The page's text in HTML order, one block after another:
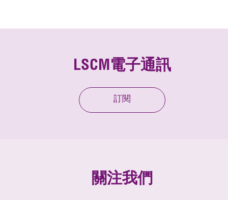
LSCM電子通訊
訂閱
關注我們